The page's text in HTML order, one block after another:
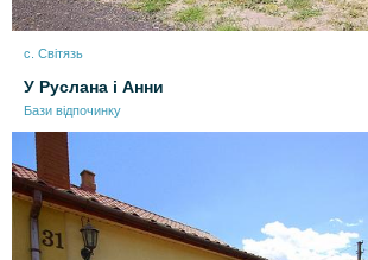
с. Світязь
У Руслана і Анни
Бази відпочинку